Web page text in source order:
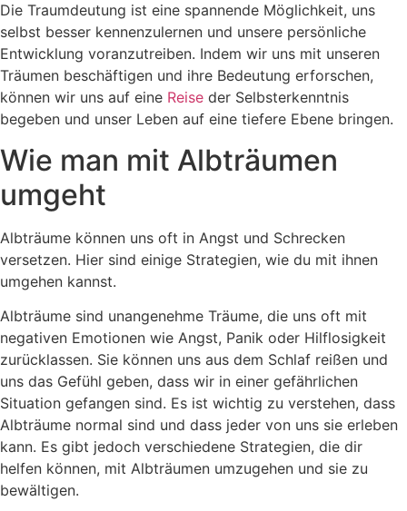
Die Traumdeutung ist eine spannende Möglichkeit, uns
selbst besser kennenzulernen und unsere persönliche
Entwicklung voranzutreiben. Indem wir uns mit unseren
Träumen beschäftigen und ihre Bedeutung erforschen,
können wir uns auf eine Reise der Selbsterkenntnis
begeben und unser Leben auf eine tiefere Ebene bringen.
Wie man mit Albträumen
umgeht
Albträume können uns oft in Angst und Schrecken
versetzen. Hier sind einige Strategien, wie du mit ihnen
umgehen kannst.
Albträume sind unangenehme Träume, die uns oft mit
negativen Emotionen wie Angst, Panik oder Hilflosigkeit
zurücklassen. Sie können uns aus dem Schlaf reißen und
uns das Gefühl geben, dass wir in einer gefährlichen
Situation gefangen sind. Es ist wichtig zu verstehen, dass
Albträume normal sind und dass jeder von uns sie erleben
kann. Es gibt jedoch verschiedene Strategien, die dir
helfen können, mit Albträumen umzugehen und sie zu
bewältigen.